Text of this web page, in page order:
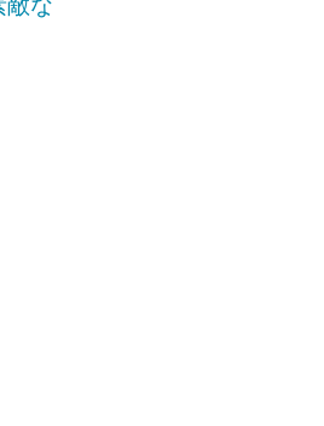
客様
社会
ント